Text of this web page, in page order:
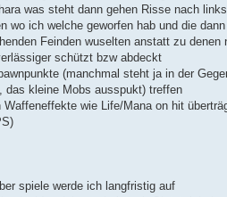
was steht dann gehen Risse nach
wo ich welche geworfen hab und die
Feinden wuselten anstatt zu denen
schützt bzw abdeckt
(manchmal steht ja in der
das kleine Mobs ausspukt) treffen
wie Life/Mana on hit
spiele werde ich langfristig auf